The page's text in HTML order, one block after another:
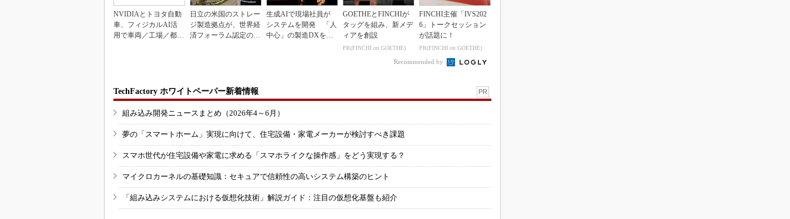
NVIDIAとトヨタ自動
車、フィジカルAI活
用で車両／工場／都市
日立の米国のストレー
ジ製造拠点が、世界経
済フォーラム認定の先
生成AIで現場社員が
システムを開発 「人
中心」の製造DXを自
GOETHEとFINCHIが
タッグを組み、新メデ
ィアを創設
PR(FINCHI on GOETHE)
FINCHI主催「IVS202
6」トークセッション
が話題に！
PR(FINCHI on GOETHE)
Recommended by
TechFactory ホワイトペーパー新着情報 PR
組み込み開発ニュースまとめ（2026年4～6月）
夢の「スマートホーム」実現に向けて、住宅設備・家電メーカーが検討すべき課題
スマホ世代が住宅設備や家電に求める「スマホライクな操作感」をどう実現する？
マイクロカーネルの基礎知識：セキュアで信頼性の高いシステム構築のヒント
「組み込みシステムにおける仮想化技術」解説ガイド：注目の仮想化基盤も紹介